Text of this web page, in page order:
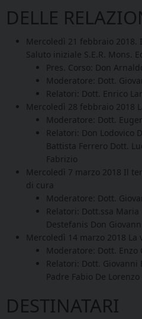
DELLE
Mercoledì 21 febbraio
Saluto iniziale S.E.R. Mons.
Pres. Corso: Don
Moderatore: Dott.
Relatori: Dott. Enrico
Mercoledì 28 febbraio 2018
Moderatore: Dott.
Relatori: Don Lodovico
Battista Ferrero Dott.
Fabrizio
Mercoledì 7 marzo 2018 Il
di cura
Moderatore: Dott.
Relatori: Dott.ssa
Destefanis Don
Mercoledì 14 marzo 2018 La
Moderatore: Dott. Enzo
Relatori: Dott. Giovanni
Padre Fabio De Lorenzo
DESTINATARI